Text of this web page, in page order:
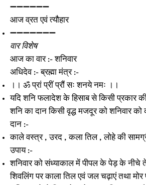
➖➖➖➖➖➖
आज व्रत एवं त्यौहार
➖➖➖➖➖➖➖
वार विशेष
आज का वार :- शनिवार
अधिदेव :- ब्रह्मा मंत्र :-
।। ॐ प्रां प्रीं प्रौं सः शनये नमः ।।
यदि शनि फलादेश के हिसाब से किसी प्रकार की
शनि का दान किसी वृद्ध मजदूर को शनिवार को
दान :-
काले वस्त्र , उरद , कला तिल , लोहे की
उपाय :-
शनिवार को संध्याकाल में पीपल के पेड़ के नीचे
शिवलिंग पर काला तिल एवं जल चढ़ाएं तथा